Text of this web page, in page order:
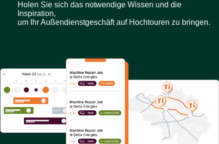
Holen Sie sich das notwendige Wissen und die
Inspiration,
um Ihr Außendienstgeschäft auf Hochtouren zu bringen.